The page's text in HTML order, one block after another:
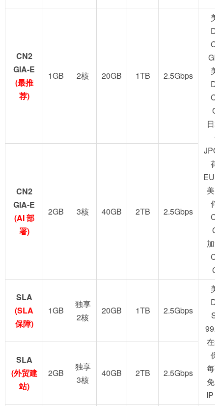
CN2
GIA-E
(最推
荐)
1GB 2核 20GB 1TB 2.5Gbps
日
美
加
CN2
GIA-E
(AI 部
署)
2GB 3核 40GB 2TB 2.5Gbps
SLA
(SLA
保障)
1GB
独享
2核
20GB 1TB 2.5Gbps
在
每
免
IP
SLA
(外贸建
站)
2GB
独享
3核
40GB 2TB 2.5Gbps